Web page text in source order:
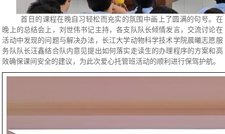
首日的课程在晚自习轻松而充实的氛围中画上了圆满的句号。在
晚上的总结会上，刘世伟书记主持，各支队队长倾情发言，交流讨论在
活动中发现的问题与解决办法，长江大学动物科学技术学院晨曦志愿服
务队队长汪鑫结合队内意见提出如何落实走读生的办理程序的方案和高
效确保课间安全的建议，为此次爱心托管班活动的顺利进行保驾护航。